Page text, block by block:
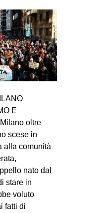
E
oltre
scese in
alla comunità
nato dal
stare in
voluto
fatti di